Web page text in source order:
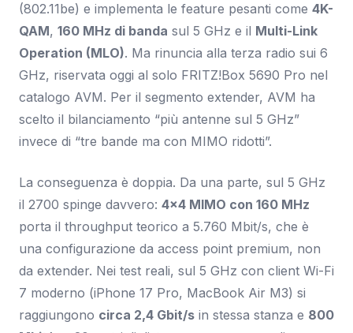
(802.11be) e implementa le feature pesanti come 4K-
QAM, 160 MHz di banda sul 5 GHz e il Multi-Link
Operation (MLO). Ma rinuncia alla terza radio sui 6
GHz, riservata oggi al solo FRITZ!Box 5690 Pro nel
catalogo AVM. Per il segmento extender, AVM ha
scelto il bilanciamento “più antenne sul 5 GHz”
invece di “tre bande ma con MIMO ridotti”.
La conseguenza è doppia. Da una parte, sul 5 GHz
il 2700 spinge davvero: 4×4 MIMO con 160 MHz
porta il throughput teorico a 5.760 Mbit/s, che è
una configurazione da access point premium, non
da extender. Nei test reali, sul 5 GHz con client Wi-Fi
7 moderno (iPhone 17 Pro, MacBook Air M3) si
raggiungono circa 2,4 Gbit/s in stessa stanza e 800